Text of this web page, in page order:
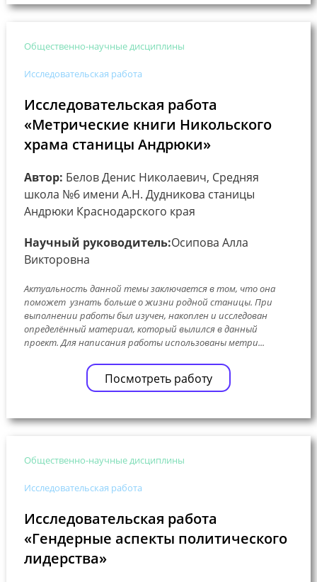
Общественно-научные дисциплины
Исследовательская работа
Исследовательская работа
«Метрические книги Никольского
храма станицы Андрюки»
Автор: Белов Денис Николаевич, Средняя
школа №6 имени А.Н. Дудникова станицы
Андрюки Краснодарского края
Научный руководитель:Осипова Алла
Викторовна
Актуальность данной темы заключается в том, что она
поможет узнать больше о жизни родной станицы. При
выполнении работы был изучен, накоплен и исследован
определённый материал, который вылился в данный
проект. Для написания работы использованы метри...
Посмотреть работу
Общественно-научные дисциплины
Исследовательская работа
Исследовательская работа
«Гендерные аспекты политического
лидерства»